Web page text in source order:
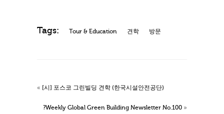
Tags: Tour & Education 견학 방문
« [시] 포스코 그린빌딩 견학 (한국시설안전공단)
?Weekly Global Green Building Newsletter No.100 »